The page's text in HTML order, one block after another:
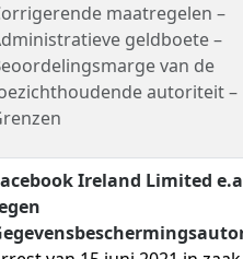
maatregelen –
geldboete –
van de
autoriteit –
Ireland Limited